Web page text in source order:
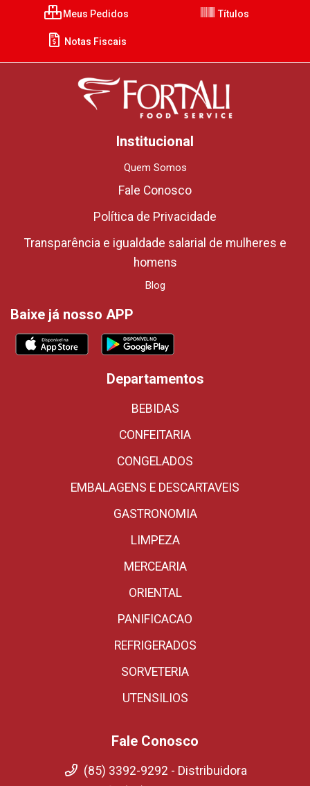
Meus Pedidos Títulos
Notas Fiscais
Institucional
Quem Somos
Fale Conosco
Política de Privacidade
Transparência e igualdade salarial de mulheres e
homens
Blog
Baixe já nosso APP
Departamentos
BEBIDAS
CONFEITARIA
CONGELADOS
EMBALAGENS E DESCARTAVEIS
GASTRONOMIA
LIMPEZA
MERCEARIA
ORIENTAL
PANIFICACAO
REFRIGERADOS
SORVETERIA
UTENSILIOS
Fale Conosco
(85) 3392-9292 - Distribuidora